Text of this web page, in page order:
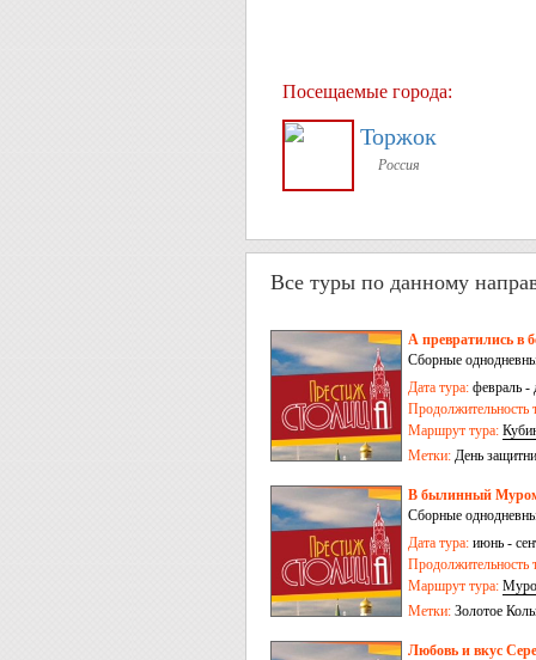
Посещаемые города:
Торжок
Россия
Все туры по данному
А превратились в
Сборные
Дата тура: февраль -
Продолжительность
Маршрут тура:
Метки: День
В былинный Муром
Сборные
Дата тура: июнь -
Продолжительность
Маршрут тура:
Метки: Золотое
Любовь и вкус